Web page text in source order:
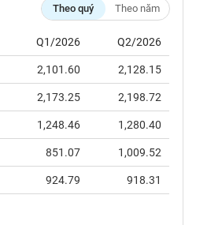
Theo quý Theo năm
Q1/2026 Q2/2026
2,101.60 2,128.15
2,173.25 2,198.72
1,248.46 1,280.40
851.07 1,009.52
924.79 918.31